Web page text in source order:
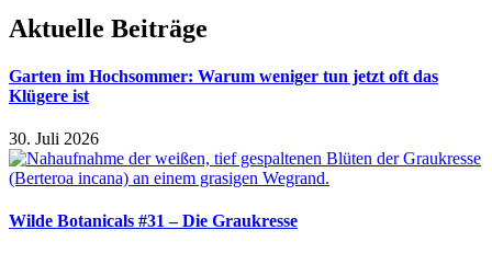
Aktuelle Beiträge
Garten im Hochsommer: Warum weniger tun jetzt oft das
Klügere ist
30. Juli 2026
Wilde Botanicals #31 – Die Graukresse